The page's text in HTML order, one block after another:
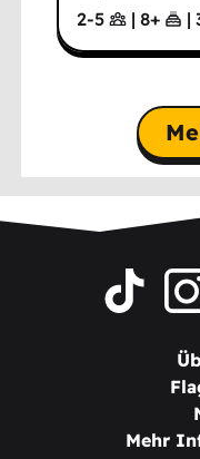
2-5
| 8+ |
Mehr